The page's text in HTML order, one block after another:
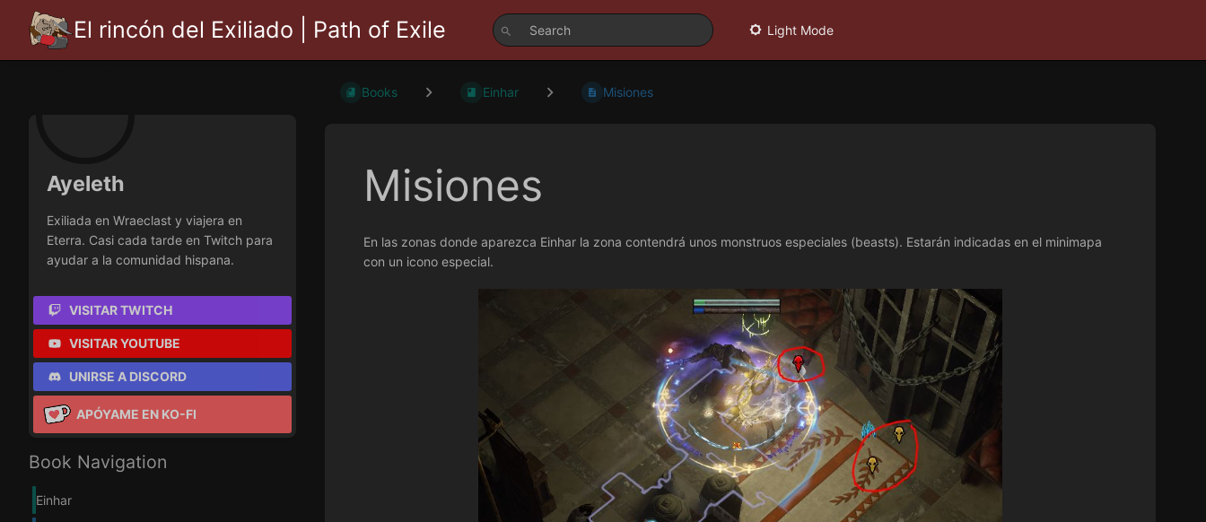
El rincón del Exiliado | Path of Exile Light Mode
Ayeleth
Exiliada en Wraeclast y viajera en
Eterra. Casi cada tarde en Twitch para
ayudar a la comunidad hispana.
VISITAR TWITCH
VISITAR YOUTUBE
UNIRSE A DISCORD
APÓYAME EN KO-FI
Book Navigation
Einhar
Books Einhar Misiones
Misiones
En las zonas donde aparezca Einhar la zona contendrá unos monstruos especiales (beasts). Estarán indicadas en el minimapa
con un icono especial.